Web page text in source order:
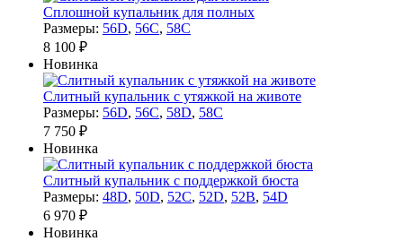
Сплошной купальник для полных
Размеры: 56D, 56C, 58C
8 100 ₽
Новинка
Слитный купальник с утяжкой на животе
Размеры: 56D, 56C, 58D, 58C
7 750 ₽
Новинка
Cлитный купальник с поддержкой бюста
Размеры: 48D, 50D, 52C, 52D, 52B, 54D
6 970 ₽
Новинка